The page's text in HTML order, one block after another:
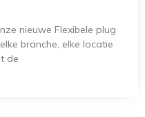
nieuwe Flexibele plug
branche, elke locatie
de